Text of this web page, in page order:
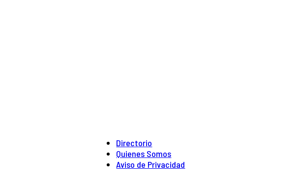
Directorio
Quienes Somos
Aviso de Privacidad